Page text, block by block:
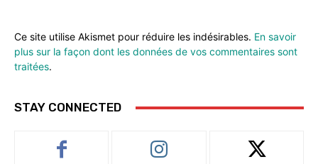
Ce site utilise Akismet pour réduire les indésirables. En savoir
plus sur la façon dont les données de vos commentaires sont
traitées.
STAY CONNECTED